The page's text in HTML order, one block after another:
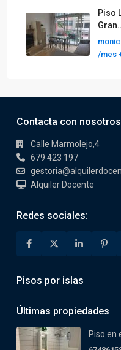
Piso
/mes
Contacta con nosotros
Calle Marmolejo,4
679 423 197
Alquiler Docente
Redes sociales:
Pisos por islas
Últimas propiedades
Piso en